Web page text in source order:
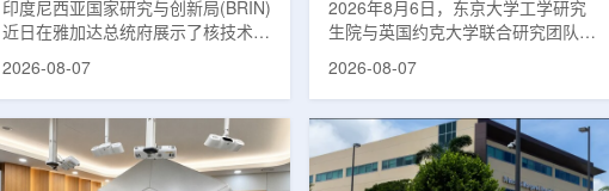
辐照应用
印度尼西亚国家研究与创新局(BRIN)
近日在雅加达总统府展示了核技术研
究成果。BRIN局长阿里夫·萨特里亚
粮食和健康等领域。在健康领域，
BRIN正在开发用于核医学的放射性
药物。这类药物含有放射性物质，可
2026-08-07
境
2026年8月6日，东京大学工学研究
生院与英国约克大学联合研究团队宣
布，已建立一种利用正电子三光子衰
该方法可结合现有临床PET显像剂使
用，有望为核医学影像提供观察组织
微环境的新手段。利用正电子-3光子
2026-08-07